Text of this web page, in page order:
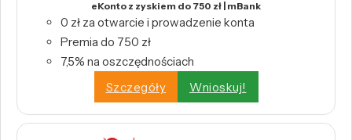
eKonto z zyskiem do 750 zł | mBank
0 zł za otwarcie i prowadzenie konta
Premia do 750 zł
7,5% na oszczędnościach
Szczegóły
Wnioskuj!